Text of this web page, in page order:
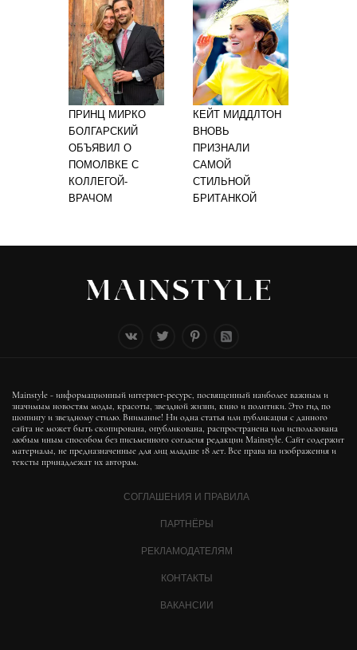
ПРИНЦ МИРКО
БОЛГАРСКИЙ
ОБЪЯВИЛ О
ПОМОЛВКЕ С
КОЛЛЕГОЙ-
ВРАЧОМ
КЕЙТ МИДДЛТОН
ВНОВЬ
ПРИЗНАЛИ
САМОЙ
СТИЛЬНОЙ
БРИТАНКОЙ
Mainstyle - информационный интернет-ресурс, посвященный наиболее важным и
значимым новостям моды, красоты, звездной жизни, кино и политики. Это гид по
шопингу и звездному стилю. Внимание! Ни одна статья или публикация с данного
сайта не может быть скопирована, опубликована, распространена или использована
любым иным способом без письменного согласия редакции Mainstyle. Сайт содержит
материалы, не предназначенные для лиц младше 18 лет. Все права на изображения и
тексты принадлежат их авторам.
СОГЛАШЕНИЯ И ПРАВИЛА
ПАРТНЁРЫ
РЕКЛАМОДАТЕЛЯМ
КОНТАКТЫ
ВАКАНСИИ